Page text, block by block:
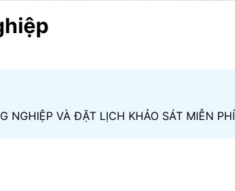
NGHIỆP VÀ ĐẶT LỊCH KHẢO SÁT MIỄN PHÍ